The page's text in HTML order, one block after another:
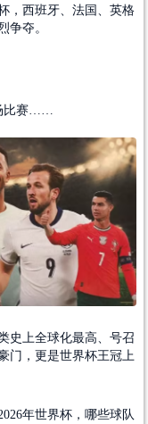
，西班牙、法国、英格
争夺。
比赛……
史上全球化最高、号召
门，更是世界杯王冠上
年世界杯，哪些球队